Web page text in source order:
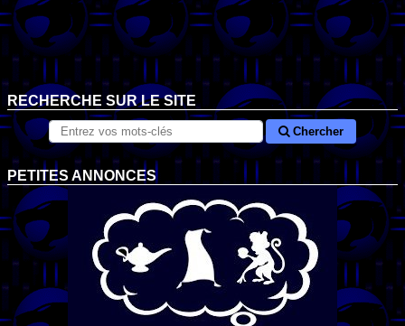
RECHERCHE SUR LE SITE
Chercher
PETITES ANNONCES